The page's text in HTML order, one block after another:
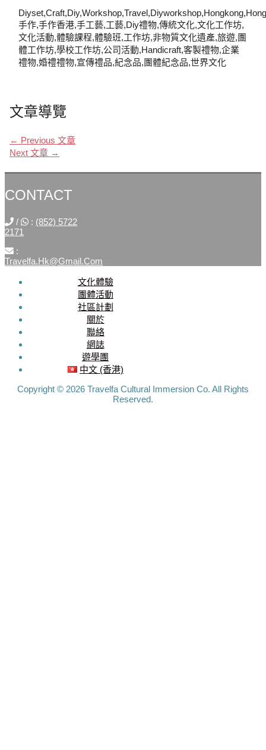
手作,手作香港,手工藝,工藝,diy禮物,傳統文化,文化工作坊,
文化活動,體驗課程,體驗班,工作坊,非物質文化遺產,旅遊,團
體工作坊,學校工作坊,公司活動,handicraft,客製禮物,企業
禮物,婚禮禮物,宣傳禮品,紀念品,團體紀念品,世界文化
文章導覽
← Previous 文章
Next 文章 →
CONTACT
/ : (852) 5722
2171
:
Travelfa.hk@gmail.com
文化體驗
團體活動
社區計劃
關於
聯絡
網誌
遊學團
中文 (香港)
Copyright © 2026 Travelfa Cultural Immersion Co. All Rights
Reserved.